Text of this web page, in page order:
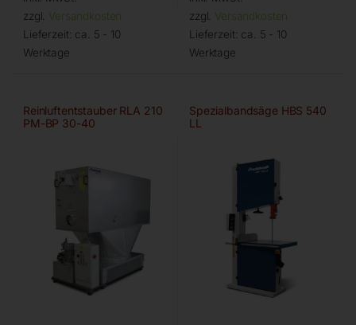
zzgl. Versandkosten
Lieferzeit: ca. 5 - 10
Werktage
zzgl. Versandkosten
Lieferzeit: ca. 5 - 10
Werktage
Reinluftentstauber RLA 210
PM-BP 30-40
Spezialbandsäge HBS 540
LL